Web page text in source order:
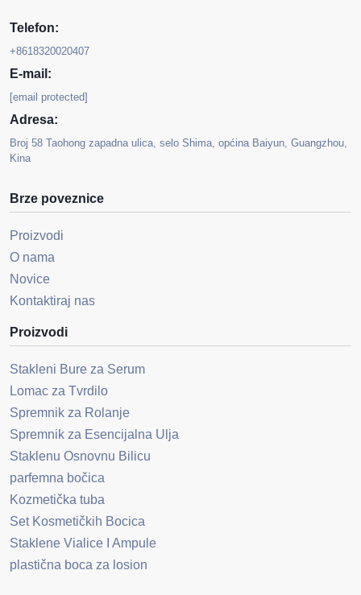
Telefon:
+8618320020407
E-mail:
[email protected]
Adresa:
Broj 58 Taohong zapadna ulica, selo Shima, općina Baiyun, Guangzhou,
Kina
Brze poveznice
Proizvodi
O nama
Novice
Kontaktiraj nas
Proizvodi
Stakleni Bure za Serum
Lomac za Tvrdilo
Spremnik za Rolanje
Spremnik za Esencijalna Ulja
Staklenu Osnovnu Bilicu
parfemna bočica
Kozmetička tuba
Set Kosmetičkih Bocica
Staklene Vialice I Ampule
plastična boca za losion